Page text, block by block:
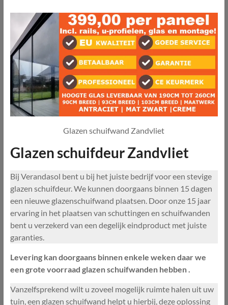
Glazen schuifwand Zandvliet
Glazen schuifdeur Zandvliet
Bij Verandasol bent u bij het juiste bedrijf voor een stevige
glazen schuifdeur. We kunnen doorgaans binnen 15 dagen
een nieuwe glazenschuifwand plaatsen. Door onze 15 jaar
ervaring in het plaatsen van schuttingen en schuifwanden
bent u verzekerd van een degelijk eindproduct met juiste
garanties.
Levering kan doorgaans binnen enkele weken daar we
een grote voorraad glazen schuifwanden hebben .
Vanzelfsprekend wilt u zoveel mogelijk ruimte halen uit uw
tuin, een glazen schuifwand helpt u hierbij, deze oplossing